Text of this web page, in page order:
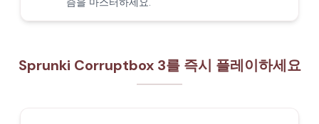
Sprunki Corruptbox 3를 즉시 플레이하세요